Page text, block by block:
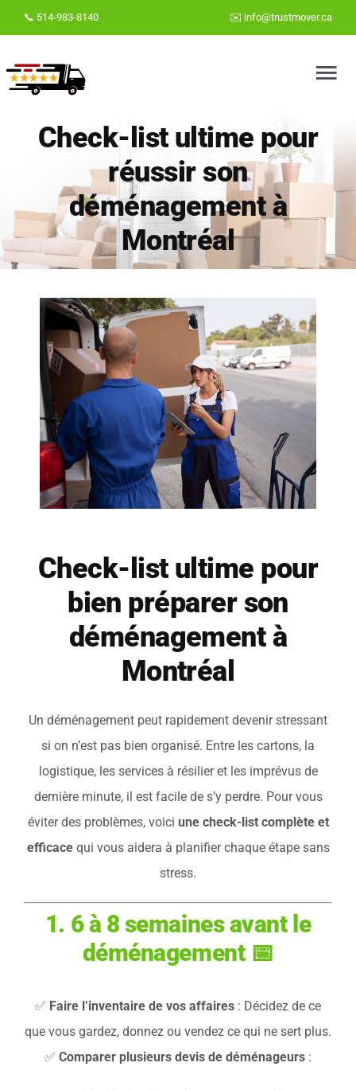
to
content
📞 514-983-8140 ✉️ info@trustmover.ca
Accueil
Déménageurs bien notés à Montréal
Déménageurs bien notés à Laval
Blog
À propos
Contact
Check-list ultime pour
réussir son
déménagement à
Montréal
Check-list ultime pour
bien préparer son
déménagement à
Montréal
Un déménagement peut rapidement devenir stressant
si on n’est pas bien organisé. Entre les cartons, la
logistique, les services à résilier et les imprévus de
dernière minute, il est facile de s’y perdre. Pour vous
éviter des problèmes, voici une check-list complète et
efficacequi vous aidera à planifier chaque étape sans
stress.
1. 6 à 8 semaines avant le
déménagement📅
✅ Faire l’inventaire de vos affaires : Décidez de ce
que vous gardez, donnez ou vendez ce qui ne sert plus.
✅ Comparer plusieurs devis de déménageurs :